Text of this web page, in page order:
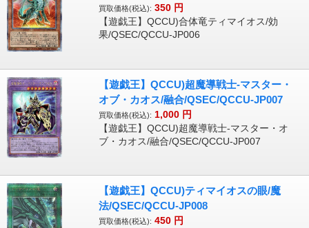
買取価格(税込): 350 円
【遊戯王】QCCU)合体竜ティマイオス/効
果/QSEC/QCCU-JP006
【遊戯王】QCCU)超魔導戦士-マスター・
オブ・カオス/融合/QSEC/QCCU-JP007
買取価格(税込): 1,000 円
【遊戯王】QCCU)超魔導戦士-マスター・オ
ブ・カオス/融合/QSEC/QCCU-JP007
【遊戯王】QCCU)ティマイオスの眼/魔
法/QSEC/QCCU-JP008
買取価格(税込): 450 円